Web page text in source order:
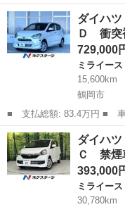
名： ダイハツ ■ 車種名
オーディオ エアコン 禁
アイドリング...
山形 山形市 ミライ
ダイハ
Ｄ 衝突
729,000
ミライース
15,600km
鶴岡市
■ 支払総額: 83.4万円 ■ 車両本体価格： 729,000 円 ■ メーカー
名： ダイハツ ■ 車種名
ＡＩＩＩ ４ＷＤ 衝突被
ＣＤ ■ 排...
山形 鶴岡市 ミライ
ダイハ
Ｃ 禁煙
393,000
ミライース
30,780km